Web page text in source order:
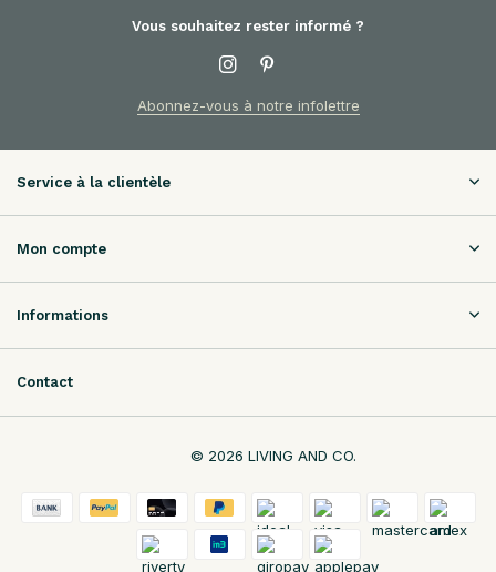
Vous souhaitez rester informé ?
Abonnez-vous à notre infolettre
Service à la clientèle
Mon compte
Informations
Contact
© 2026 LIVING AND CO.